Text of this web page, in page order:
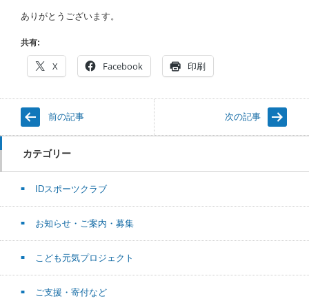
ありがとうございます。
共有:
X Facebook 印刷
前の記事 次の記事
カテゴリー
IDスポーツクラブ
お知らせ・ご案内・募集
こども元気プロジェクト
ご支援・寄付など